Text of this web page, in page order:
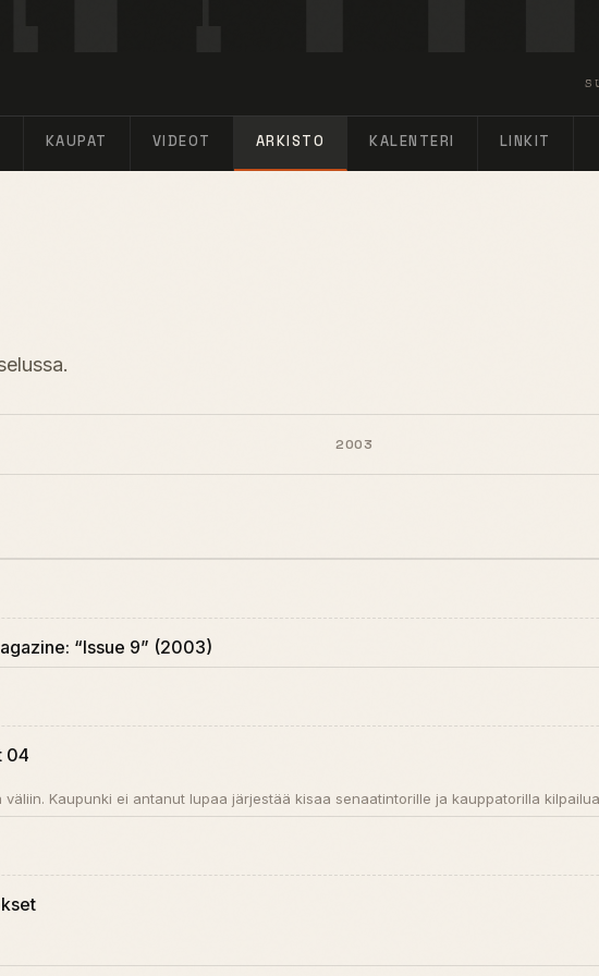
KAUPAT VIDEOT ARKISTO KALENTERI LINKIT
2003
“Issue 9” (2003)
04
väliin. Kaupunki ei antanut lupaa järjestää kisaa senaatintorille ja kauppatorilla